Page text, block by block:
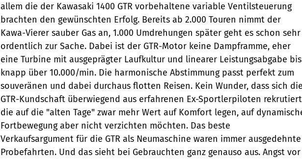
allem die der Kawasaki 1400 GTR vorbehaltene variable Ventilsteuerung
brachten den gewünschten Erfolg. Bereits ab 2.000 Touren nimmt der
Kawa-Vierer sauber Gas an, 1.000 Umdrehungen später geht es schon sehr
ordentlich zur Sache. Dabei ist der GTR-Motor keine Dampframme, eher
eine Turbine mit ausgeprägter Laufkultur und linearer Leistungsabgabe bis
knapp über 10.000/min. Die harmonische Abstimmung passt perfekt zum
souveränen und dabei durchaus flotten Reisen. Kein Wunder, dass sich
GTR-Kundschaft überwiegend aus erfahrenen Ex-Sportlerpiloten
die auf die "alten Tage" zwar mehr Wert auf Komfort legen, auf
Fortbewegung aber nicht verzichten möchten. Das beste
Verkaufsargument für die GTR als Neumaschine waren immer ausgedehnte
Probefahrten. Und das sieht bei Gebrauchten ganz genauso aus. Angst vor